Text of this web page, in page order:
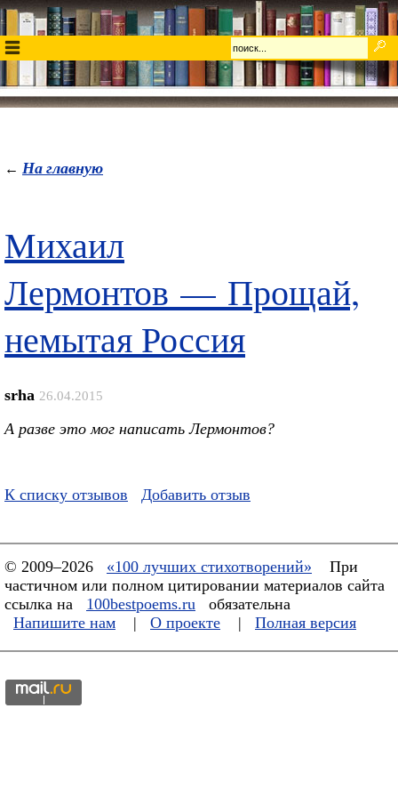
← На главную
Михаил
Лермонтов — Прощай,
немытая Россия
srha 26.04.2015
А разве это мог написать Лермонтов?
К списку отзывов Добавить отзыв
© 2009–2026 «100 лучших стихотворений»
При
частичном или полном цитировании материалов сайта
ссылка на
100bestpoems.ru
обязательна
Напишите нам
| О проекте | Полная версия